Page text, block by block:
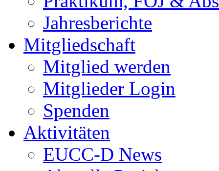
Jahresberichte
Mitgliedschaft
Mitglied werden
Mitglieder Login
Spenden
Aktivitäten
EUCC-D News